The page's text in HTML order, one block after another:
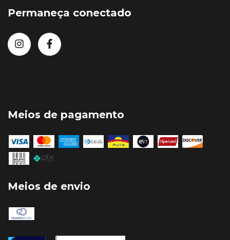
Permaneça conectado
Meios de pagamento
Meios de envio